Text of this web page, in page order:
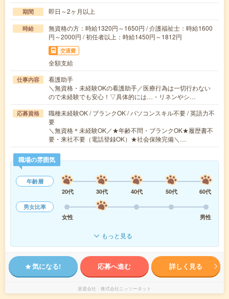
期間 即日～2ヶ月以上
時給
無資格の方：時給1320円～1650円 / 介護福祉士：時給1600
円～2000円 / 初任者以上：時給1450円～1812円
交通費
全額支給
仕事内容
看護助手
＼無資格・未経験OKの看護助手／医療行為は一切行わない
ので未経験でも安心！▽具体的には…・リネンやシ…
応募資格
職種未経験OK / ブランクOK / パソコンスキル不要 / 英語力不
要
＼無資格＊未経験OK／★年齢不問・ブランクOK★履歴書不
要・来社不要（電話登録OK）★社会保険完備＼…
職場の雰囲気
年齢層
20代
30代 40代 50代
60代
男女比率
女性
男性
もっと見る
気になる! 応募へ進む 詳しく見る
派遣会社 株式会社ニッソーネット